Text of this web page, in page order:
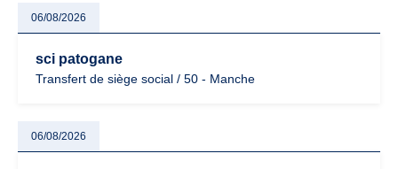
06/08/2026
sci patogane
Transfert de siège social / 50 - Manche
06/08/2026